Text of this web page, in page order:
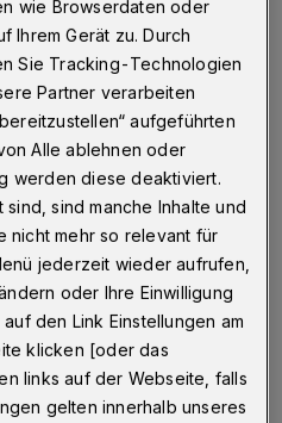
die WSW ab Mittwoch
Schwebebahnstation in
in eine Wasserleitung
der Arbeiten verkünden
um zwei Wochen
Minute Lesezeit
wie Browserdaten oder
Ihrem Gerät zu. Durch
Sie Tracking-Technologien
Partner verarbeiten
aufgeführten
Alle ablehnen oder
werden diese deaktiviert.
sind manche Inhalte und
nicht mehr so relevant für
jederzeit wieder aufrufen,
oder Ihre Einwilligung
den Link Einstellungen am
klicken [oder das
links auf der Webseite, falls
gelten innerhalb unseres